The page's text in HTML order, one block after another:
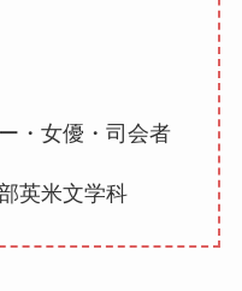
・女優・司会者
英米文学科